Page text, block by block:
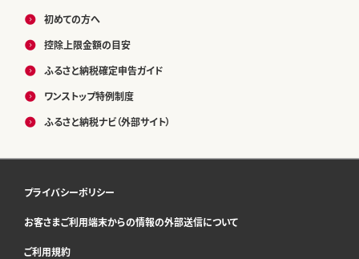
初めての方へ
控除上限金額の目安
ふるさと納税確定申告ガイド
ワンストップ特例制度
ふるさと納税ナビ（外部サイト）
プライバシーポリシー
お客さまご利用端末からの情報の外部送信について
ご利用規約